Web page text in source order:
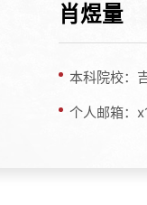
肖煜量
本科院校：
个人邮箱：